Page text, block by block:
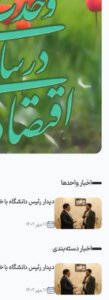
اخبار واحدها
دیدار رئیس دانشگاه با
۱۷ مهر ۱۴۰۲
اخبار دسته‌بندی
دیدار رئیس دانشگاه با
۱۷ مهر ۱۴۰۲